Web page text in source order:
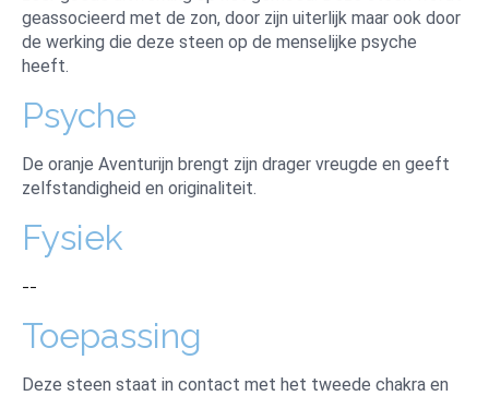
geassocieerd met de zon, door zijn uiterlijk maar ook door
de werking die deze steen op de menselijke psyche
heeft.
Psyche
De oranje Aventurijn brengt zijn drager vreugde en geeft
zelfstandigheid en originaliteit.
Fysiek
--
Toepassing
Deze steen staat in contact met het tweede chakra en